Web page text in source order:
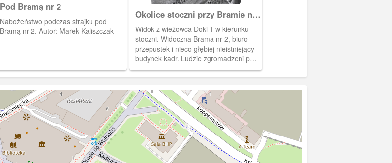
Pod Bramą nr 2
Nabożeństwo podczas strajku pod
Bramą nr 2. Autor: Marek Kaliszczak
Okolice stoczni przy Bramie nr
2.
Widok z wieżowca Doki 1 w kierunku
stoczni. Widoczna Brama nr 2, biuro
przepustek i nieco głębiej nieistniejący
budynek kadr. Ludzie zgromadzeni pod
płotem stoczni zawieszają na nim
kwiaty oraz wieńce, w hołdzie zabitym
stoczniowcom i mieszkańcom Gdańska
w grudniu 1970 r. Autor: Marek
Kaliszczak